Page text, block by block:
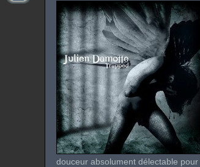
douceur absolument délectable pour